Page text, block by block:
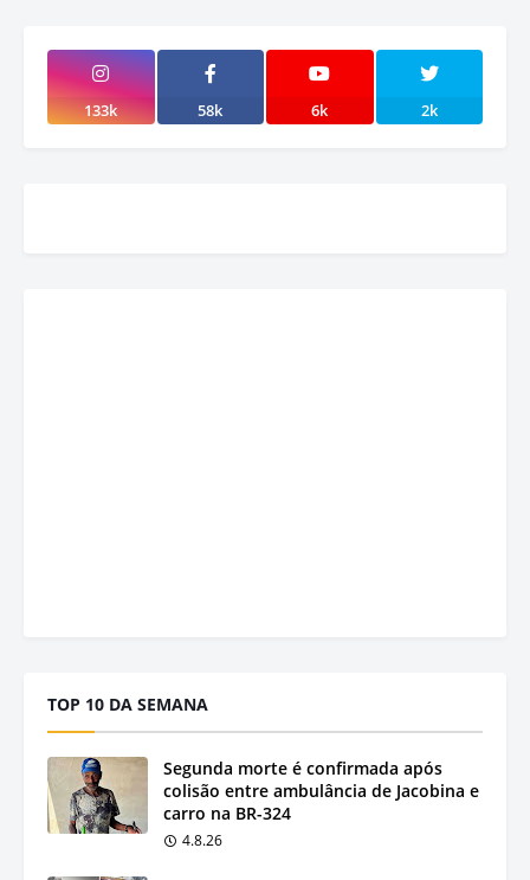
133k 58k 6k 2k
TOP 10 DA SEMANA
Segunda morte é confirmada após
colisão entre ambulância de Jacobina e
carro na BR-324
4.8.26